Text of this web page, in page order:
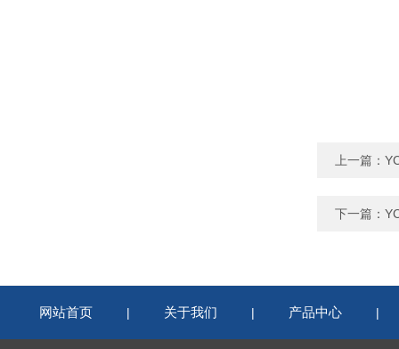
上一篇：
下一篇：
网站首页 | 关于我们 | 产品中心 |